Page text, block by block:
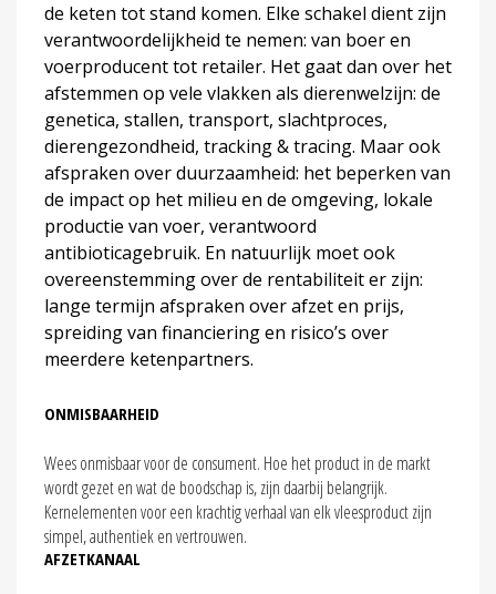
de keten tot stand komen. Elke schakel dient zijn
verantwoordelijkheid te nemen: van boer en
voerproducent tot retailer. Het gaat dan over het
afstemmen op vele vlakken als dierenwelzijn: de
genetica, stallen, transport, slachtproces,
dierengezondheid, tracking & tracing. Maar ook
afspraken over duurzaamheid: het beperken van
de impact op het milieu en de omgeving, lokale
productie van voer, verantwoord
antibioticagebruik. En natuurlijk moet ook
overeenstemming over de rentabiliteit er zijn:
lange termijn afspraken over afzet en prijs,
spreiding van financiering en risico’s over
meerdere ketenpartners.
ONMISBAARHEID
Wees onmisbaar voor de consument. Hoe het product in de markt
wordt gezet en wat de boodschap is, zijn daarbij belangrijk.
Kernelementen voor een krachtig verhaal van elk vleesproduct zijn
simpel, authentiek en vertrouwen.
AFZETKANAAL